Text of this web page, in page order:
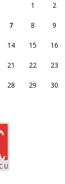
1 2
7 8 9
14 15 16
21 22 23
28 29 30